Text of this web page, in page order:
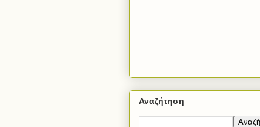
Αναζήτηση